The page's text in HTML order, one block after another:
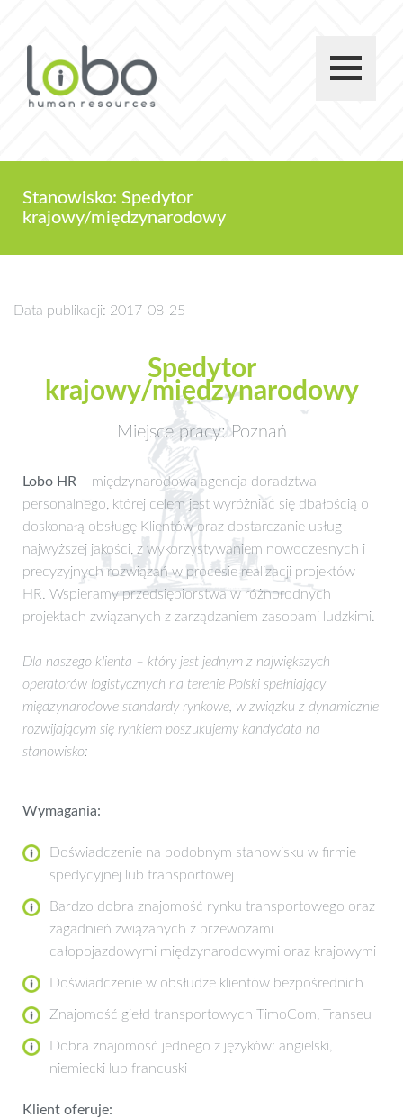
Stanowisko: Spedytor
krajowy/międzynarodowy
Data publikacji: 2017-08-25
Spedytor
krajowy/międzynarodowy
Miejsce pracy: Poznań
Lobo HR – międzynarodowa agencja doradztwa
personalnego, której celem jest wyróżniać się dbałością o
doskonałą obsługę Klientów oraz dostarczanie usług
najwyższej jakości, z wykorzystywaniem nowoczesnych i
precyzyjnych rozwiązań w procesie realizacji projektów
HR. Wspieramy przedsiębiorstwa w różnorodnych
projektach związanych z zarządzaniem zasobami ludzkimi.
Dla naszego klienta – który jest jednym z największych
operatorów logistycznych na terenie Polski spełniający
międzynarodowe standardy rynkowe, w związku z dynamicznie
rozwijającym się rynkiem poszukujemy kandydata na
stanowisko:
Wymagania:
Doświadczenie na podobnym stanowisku w firmie
spedycyjnej lub transportowej
Bardzo dobra znajomość rynku transportowego oraz
zagadnień związanych z przewozami
całopojazdowymi międzynarodowymi oraz krajowymi
Doświadczenie w obsłudze klientów bezpośrednich
Znajomość giełd transportowych TimoCom, Transeu
Dobra znajomość jednego z języków: angielski,
niemiecki lub francuski
Klient oferuje: